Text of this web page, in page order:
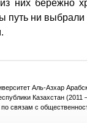
них бережно
путь ни
Аль-Азхар
Казахстан (2011
связам с